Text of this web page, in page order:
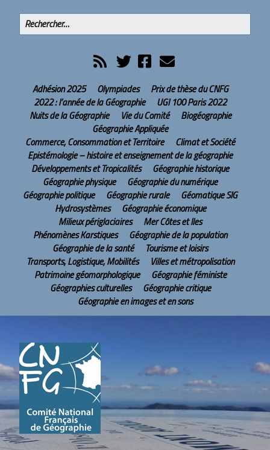
Adhésion 2025 Olympiades
Prix de thèse du CNFG
2022 : l’année de la Géographie
UGI 100 Paris 2022
Nuits de la Géographie
Vie du Comité
Biogéographie
Géographie Appliquée
Commerce, Consommation et Territoire
Climat et Société
Epistémologie – histoire et enseignement de la géographie
Développements et Tropicalités
Géographie historique
Géographie physique
Géographie du numérique
Géographie politique
Géographie rurale
Géomatique SIG
Hydrosystèmes
Géographie économique
Milieux périglaciaires
Mer Côtes et Iles
Phénomènes Karstiques
Géographie de la population
Géographie de la santé
Tourisme et loisirs
Transports, Logistique, Mobilités
Villes et métropolisation
Patrimoine géomorphologique
Géographie féministe
Géographies culturelles
Géographie critique
Géographie en images et en sons